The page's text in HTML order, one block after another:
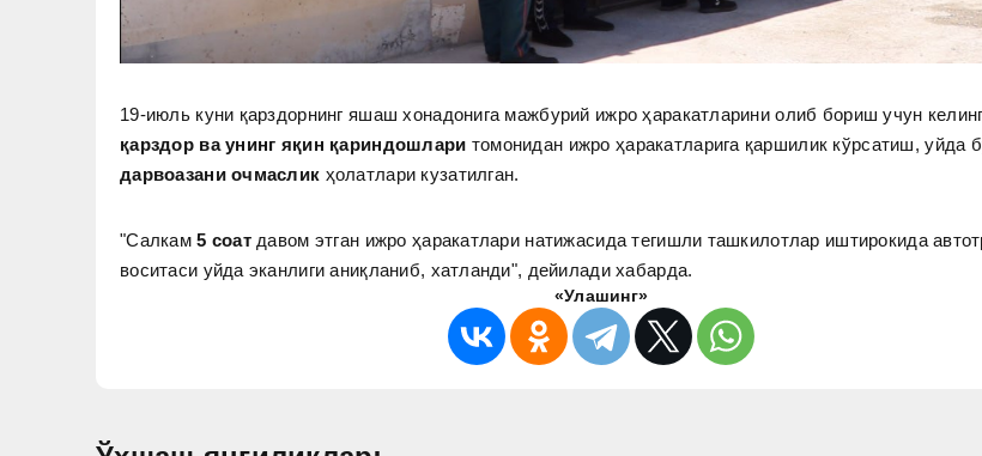
19-июль куни қарздорнинг яшаш хонадонига мажбурий ижро ҳаракатларини олиб бориш учун
қарздор ва унинг яқин қариндошлари томонидан ижро ҳаракатларига қаршилик кўрсатиш, уйда
дарвоазани очмаслик ҳолатлари кузатилган.
"Салкам5 соатдавом этган ижро ҳаракатлари натижасида тегишли ташкилотлар иштирокида
воситаси уйда эканлиги аниқланиб, хатланди", дейилади хабарда.
«Улашинг»